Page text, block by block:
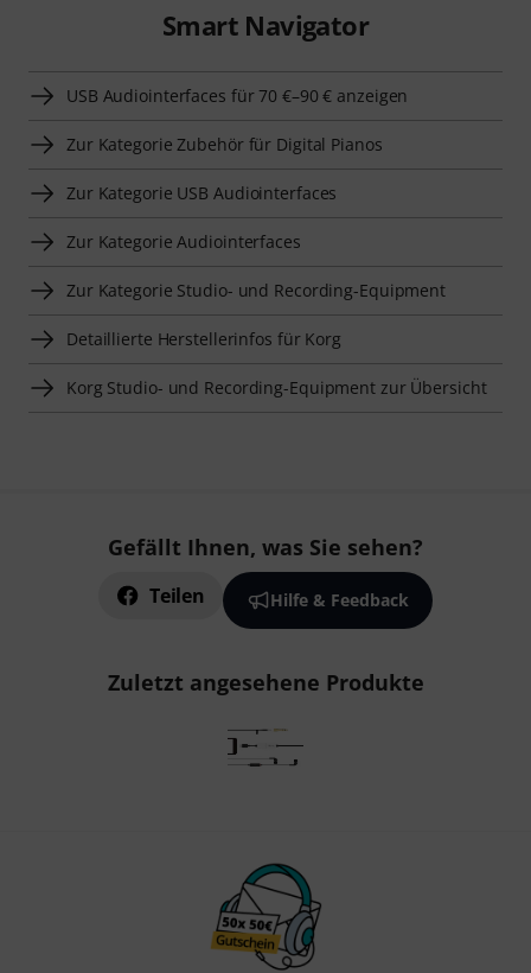
Smart Navigator
USB Audiointerfaces für 70 €–90 € anzeigen
Zur Kategorie Zubehör für Digital Pianos
Zur Kategorie USB Audiointerfaces
Zur Kategorie Audiointerfaces
Zur Kategorie Studio- und Recording-Equipment
Detaillierte Herstellerinfos für Korg
Korg Studio- und Recording-Equipment zur Übersicht
Gefällt Ihnen, was Sie sehen?
Teilen Hilfe & Feedback
Zuletzt angesehene Produkte